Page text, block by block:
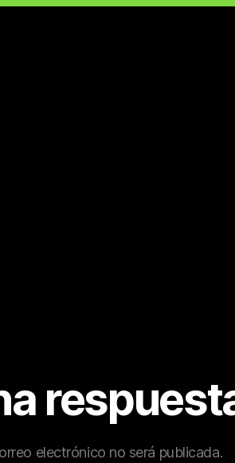
electrónico no será publicada.